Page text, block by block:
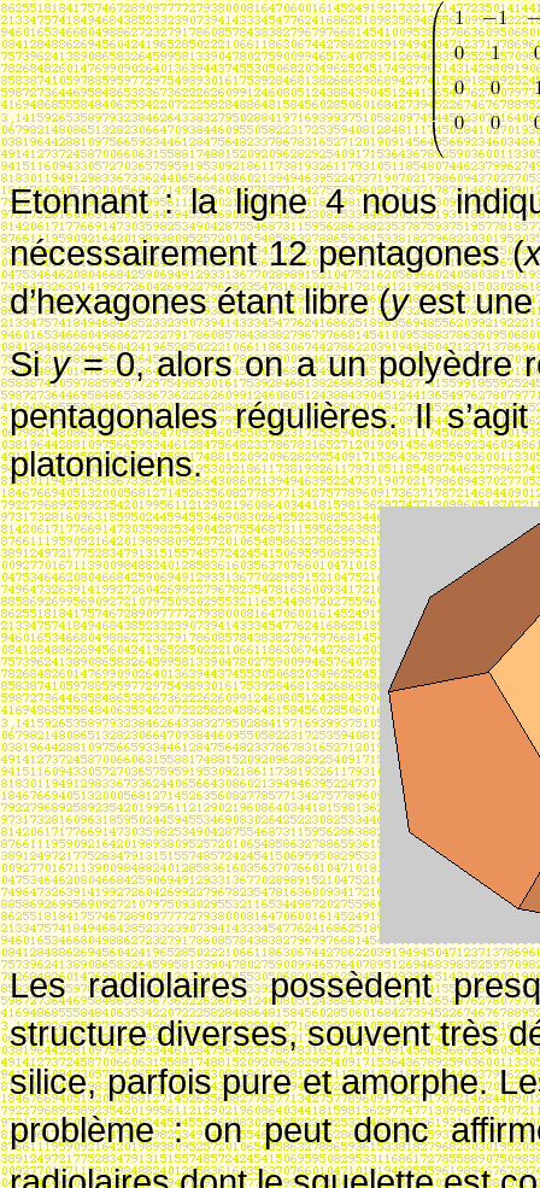
Etonnant : la ligne 4 nous
nécessairement 12 pentagones (
d’hexagones étant libre (yest
Siy= 0, alors on a un polyèdre
pentagonales régulières. Il
platoniciens.
Les radiolaires possèdent
structure diverses, souvent très
silice, parfois pure et amorphe.
problème : on peut donc